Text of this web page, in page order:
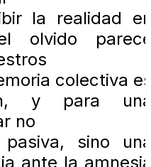
la realidad
olvido
colectiva
y para
no
sino
ante la